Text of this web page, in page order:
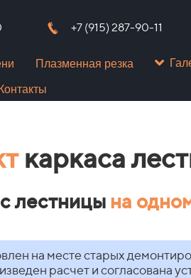
+7 (915) 287-90-11
Плазменная резка
Контакты
каркаса
лестницы на
на месте старых
расчет и согласована